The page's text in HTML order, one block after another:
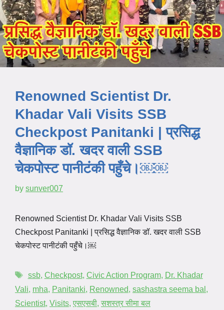
Renowned Scientist Dr.
Khadar Vali Visits SSB
Checkpost Panitanki | प्रसिद्ध
वैज्ञानिक डॉ. खदर वाली SSB
चेकपोस्ट पानीटंकी पहुँचे।￼￼
by sunver007
Renowned Scientist Dr. Khadar Vali Visits SSB
Checkpost Panitanki | प्रसिद्ध वैज्ञानिक डॉ. खदर वाली SSB
चेकपोस्ट पानीटंकी पहुँचे।￼
ssb, Checkpost, Civic Action Program, Dr. Khadar
Vali, mha, Panitanki, Renowned, sashastra seema bal ,
Scientist, Visits, एसएसबी, सशस्त्र सीमा बल